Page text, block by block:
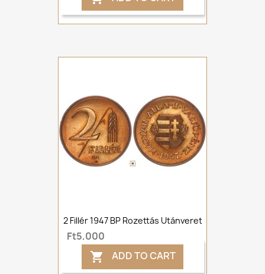
2 Fillér 1947 BP Rozettás Utánveret
Ft5,000
 ADD TO CART